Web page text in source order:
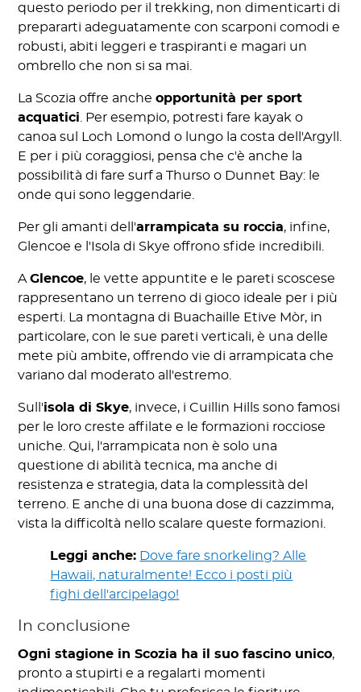
questo periodo per il trekking, non dimenticarti di
prepararti adeguatamente con scarponi comodi e
robusti, abiti leggeri e traspiranti e magari un
ombrello che non si sa mai.
La Scozia offre ancheopportunità per sport
acquatici. Per esempio, potresti fare kayak o
canoa sul Loch Lomond o lungo la costa dell'Argyll.
E per i più coraggiosi, pensa che c'è anche la
possibilità di fare surf a Thurso o Dunnet Bay: le
onde qui sono leggendarie.
Per gli amanti dell'arrampicata su roccia, infine,
Glencoe e l'Isola di Skye offrono sfide incredibili.
AGlencoe, le vette appuntite e le pareti scoscese
rappresentano un terreno di gioco ideale per i più
esperti. La montagna di Buachaille Etive Mòr, in
particolare, con le sue pareti verticali, è una delle
mete più ambite, offrendo vie di arrampicata che
variano dal moderato all'estremo.
Sull'isola di Skye, invece, i Cuillin Hills sono famosi
per le loro creste affilate e le formazioni rocciose
uniche. Qui, l'arrampicata non è solo una
questione di abilità tecnica, ma anche di
resistenza e strategia, data la complessità del
terreno. E anche di una buona dose di cazzimma,
vista la difficoltà nello scalare queste formazioni.
Leggi anche: Dove fare snorkeling? Alle
Hawaii, naturalmente! Ecco i posti più
fighi dell'arcipelago!
In conclusione
Ogni stagione in Scozia ha il suo fascino unico,
pronto a stupirti e a regalarti momenti